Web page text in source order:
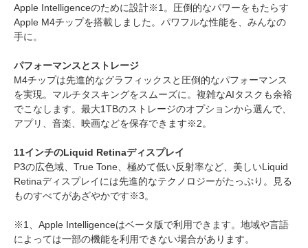
Apple Intelligenceのために設計※1。圧倒的なパワーをもたらす
Apple M4チップを搭載しました。パワフルな性能を、みんなの
手に。
パフォーマンスとストレージ
M4チップは先進的なグラフィックスと圧倒的なパフォーマンス
を実現。マルチタスキングをスムーズに。複雑なAIタスクも余裕
でこなします。最大1TBのストレージのオプションから選んで、
アプリ、音楽、映画などを保存できます※2。
11インチのLiquid Retinaディスプレイ
P3の広色域、True Tone、極めて低い反射率など、美しいLiquid
Retinaディスプレイには先進的なテクノロジーがたっぷり。見る
ものすべてがあざやかです※3。
※1、Apple Intelligenceはベータ版で利用できます。地域や言語
によっては一部の機能を利用できない場合があります。